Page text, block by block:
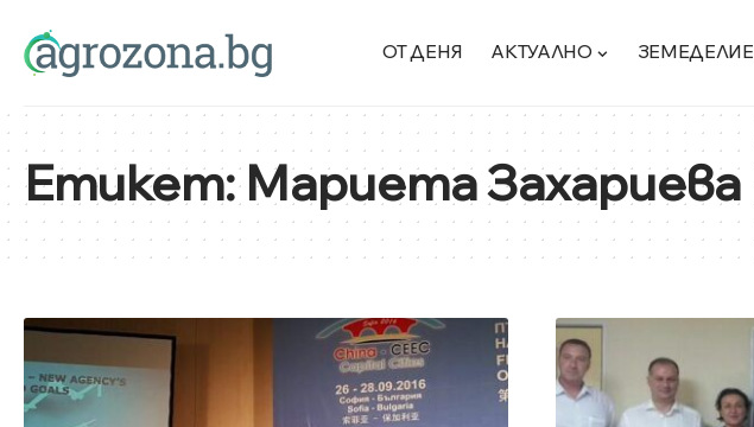
ОТ ДЕНЯ АКТУАЛНО ЗЕМЕДЕЛИЕ
Етикет:Мариета Захариева